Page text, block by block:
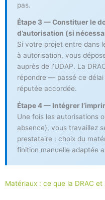
pas.
Étape 3 — Constituer le
d’autorisation (si
Si votre projet entre dans
à autorisation, vous
auprès de l’UDAP. La
répondre — passé ce délai
réputée accordée.
Étape 4 — Intégrer
Une fois les autorisations
absence), vous travaillez
prestataire : choix du
finition manuelle adaptée
Matériaux : ce que la DRAC